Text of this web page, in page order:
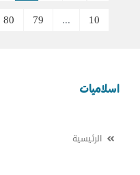
10
...
79
80
اسلاميات
الرئيسية